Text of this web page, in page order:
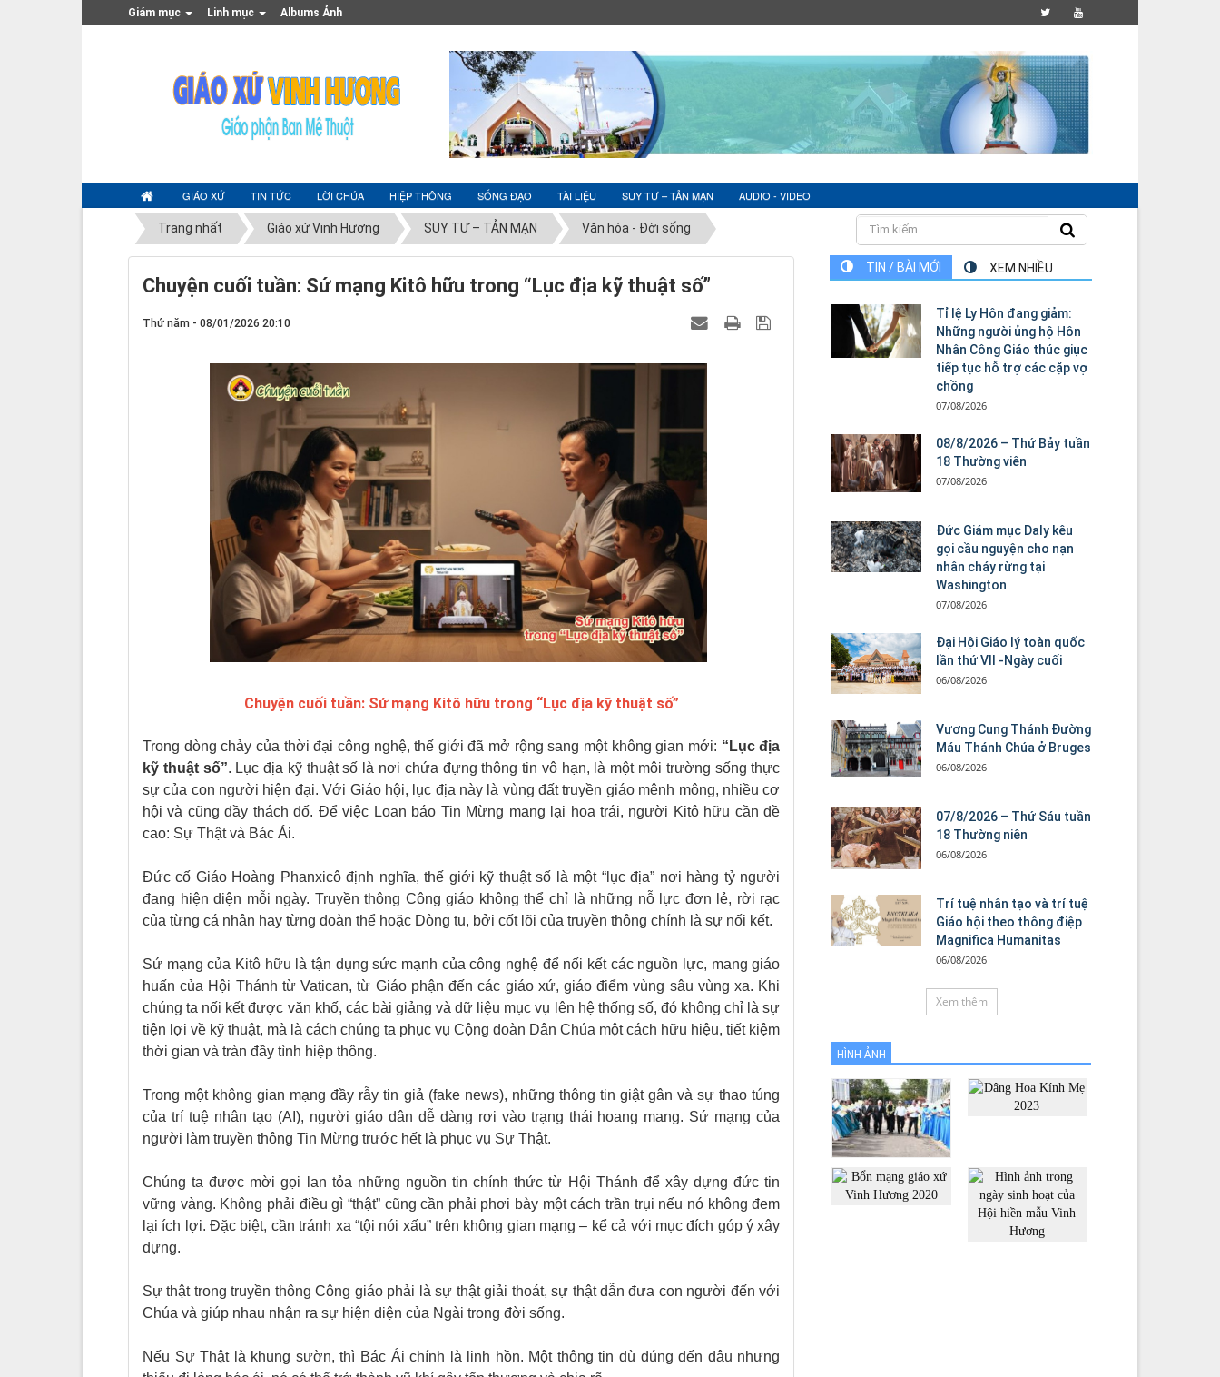
Giám mục Linh mục Albums Ảnh
GIÁO XỨ TIN TỨC LỜI CHÚA HIỆP THÔNG SỐNG ĐẠO TÀI LIỆU SUY TƯ – TẢN MẠN AUDIO - VIDEO
Trang nhất Giáo xứ Vinh Hương SUY TƯ – TẢN MẠN Văn hóa - Đời sống
Chuyện cuối tuần: Sứ mạng Kitô hữu trong “Lục địa kỹ thuật số”
Thứ năm - 08/01/2026 20:10
Chuyện cuối tuần: Sứ mạng Kitô hữu trong “Lục địa kỹ thuật số”
Trong dòng chảy của thời đại công nghệ, thế giới đã mở rộng sang một không gian mới: “Lục địa
kỹ thuật số”. Lục địa kỹ thuật số là nơi chứa đựng thông tin vô hạn, là một môi trường sống thực
sự của con người hiện đại. Với Giáo hội, lục địa này là vùng đất truyền giáo mênh mông, nhiều cơ
hội và cũng đầy thách đố. Để việc Loan báo Tin Mừng mang lại hoa trái, người Kitô hữu cần đề
cao: Sự Thật và Bác Ái.
Đức cố Giáo Hoàng Phanxicô định nghĩa, thế giới kỹ thuật số là một “lục địa” nơi hàng tỷ người
đang hiện diện mỗi ngày. Truyền thông Công giáo không thể chỉ là những nỗ lực đơn lẻ, rời rạc
của từng cá nhân hay từng đoàn thể hoặc Dòng tu, bởi cốt lõi của truyền thông chính là sự nối kết.
Sứ mạng của Kitô hữu là tận dụng sức mạnh của công nghệ để nối kết các nguồn lực, mang giáo
huấn của Hội Thánh từ Vatican, từ Giáo phận đến các giáo xứ, giáo điểm vùng sâu vùng xa. Khi
chúng ta nối kết được văn khố, các bài giảng và dữ liệu mục vụ lên hệ thống số, đó không chỉ là sự
tiện lợi về kỹ thuật, mà là cách chúng ta phục vụ Cộng đoàn Dân Chúa một cách hữu hiệu, tiết kiệm
thời gian và tràn đầy tình hiệp thông.
Trong một không gian mạng đầy rẫy tin giả (fake news), những thông tin giật gân và sự thao túng
của trí tuệ nhân tạo (AI), người giáo dân dễ dàng rơi vào trạng thái hoang mang. Sứ mạng của
người làm truyền thông Tin Mừng trước hết là phục vụ Sự Thật.
Chúng ta được mời gọi lan tỏa những nguồn tin chính thức từ Hội Thánh để xây dựng đức tin
vững vàng. Không phải điều gì “thật” cũng cần phải phơi bày một cách trần trụi nếu nó không đem
lại ích lợi. Đặc biệt, cần tránh xa “tội nói xấu” trên không gian mạng – kể cả với mục đích góp ý xây
dựng.
Sự thật trong truyền thông Công giáo phải là sự thật giải thoát, sự thật dẫn đưa con người đến với
Chúa và giúp nhau nhận ra sự hiện diện của Ngài trong đời sống.
Nếu Sự Thật là khung sườn, thì Bác Ái chính là linh hồn. Một thông tin dù đúng đến đâu nhưng
TIN / BÀI MỚI XEM NHIỀU
Tỉ lệ Ly Hôn đang giảm:
Những người ủng hộ Hôn
Nhân Công Giáo thúc giục
tiếp tục hỗ trợ các cặp vợ
chồng
07/08/2026
08/8/2026 – Thứ Bảy tuần
18 Thường viên
07/08/2026
Đức Giám mục Daly kêu
gọi cầu nguyện cho nạn
nhân cháy rừng tại
Washington
07/08/2026
Đại Hội Giáo lý toàn quốc
lần thứ VII -Ngày cuối
06/08/2026
Vương Cung Thánh Ðường
Máu Thánh Chúa ở Bruges
06/08/2026
07/8/2026 – Thứ Sáu tuần
18 Thường niên
06/08/2026
Trí tuệ nhân tạo và trí tuệ
Giáo hội theo thông điệp
Magnifica Humanitas
06/08/2026
Xem thêm
HÌNH ẢNH